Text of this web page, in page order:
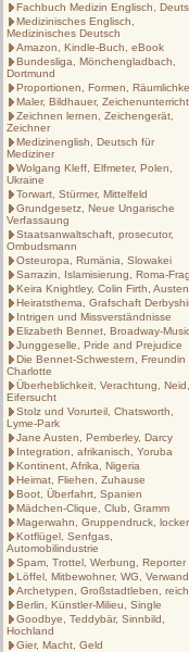
Fachbuch Medizin Englisch,
Medizinisches Englisch,
Medizinisches Deutsch
Amazon, Kindle-Buch, eBook
Bundesliga, Mönchengladbach,
Dortmund
Proportionen, Formen,
Maler, Bildhauer, Zeichenunterricht
Zeichnen lernen, Zeichengerät,
Zeichner
Medizinenglish, Deutsch für
Mediziner
Wolgang Kleff, Elfmeter, Polen,
Ukraine
Torwart, Stürmer, Mittelfeld
Grundgesetz, Neue Ungarische
Verfassaung
Staatsanwaltschaft, prosecutor,
Ombudsmann
Osteuropa, Rumänia, Slowakei
Sarrazin, Islamisierung, Roma-
Keira Knightley, Colin Firth, Austen
Heiratsthema, Grafschaft
Intrigen und Missverständnisse
Elizabeth Bennet, Broadway-
Junggeselle, Pride and Prejudice
Die Bennet-Schwestern, Freundin
Charlotte
Überheblichkeit, Verachtung, Neid,
Eifersucht
Stolz und Vorurteil, Chatsworth,
Lyme-Park
Jane Austen, Pemberley, Darcy
Integration, afrikanisch, Yoruba
Kontinent, Afrika, Nigeria
Heimat, Fliehen, Zuhause
Boot, Überfahrt, Spanien
Mädchen-Clique, Club, Gramm
Magerwahn, Gruppendruck, locker
Kotflügel, Senfgas,
Automobilindustrie
Spam, Trottel, Werbung, Reporter
Löffel, Mitbewohner, WG,
Archetypen, Großstadtleben, reich
Berlin, Künstler-Milieu, Single
Goodbye, Teddybär, Sinnbild,
Hochland
Gier, Macht, Geld